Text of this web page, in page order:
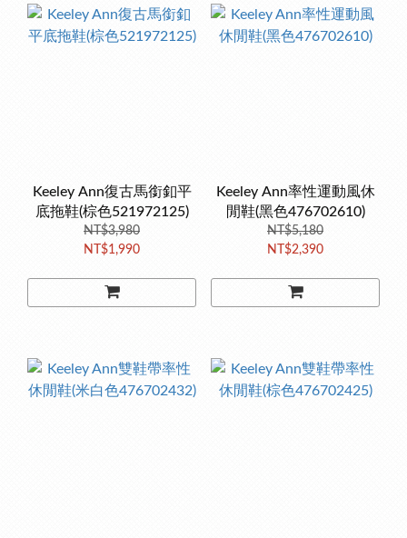
Keeley Ann復古馬銜釦平
底拖鞋(棕色521972125)
NT$3,980
NT$1,990
Keeley Ann率性運動風休
閒鞋(黑色476702610)
NT$5,180
NT$2,390